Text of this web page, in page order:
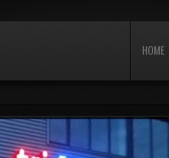
HOME